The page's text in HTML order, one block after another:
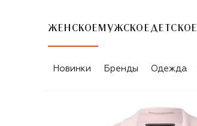
ЖЕНСКОЕ МУЖСКОЕ ДЕТСКОЕ
Новинки Бренды Одежда